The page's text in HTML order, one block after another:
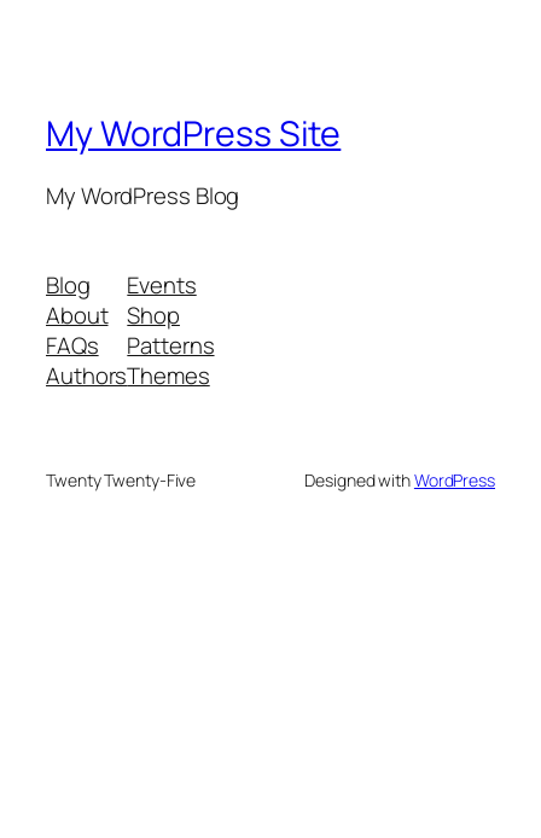
My WordPress Site
My WordPress Blog
Blog
About
FAQs
Authors
Events
Shop
Patterns
Themes
Twenty Twenty-Five Designed withWordPress